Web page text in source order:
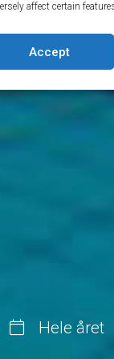
affect certain
Accept
Hele året